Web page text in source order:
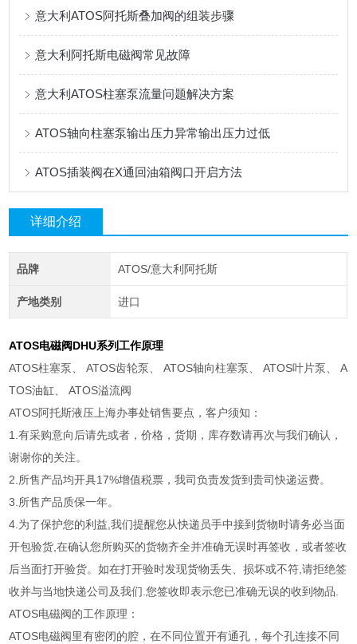
意大利ATOS阿托斯叠加阀的组装步骤
意大利阿托斯电磁阀常见故障
意大利ATOS柱塞泵流量问题解决方案
ATOS轴向柱塞泵输出压力异常输出压力过低
ATOS插装阀在X通回油箱阀口开启方法
详细介绍
品牌 ATOS/意大利阿托斯
产地类别 进口
ATOS电磁阀DHU系列工作原理
ATOS柱塞泵、 ATOS齿轮泵、 ATOS轴向柱塞泵、 ATOS叶片泵、 A
TOS油缸、 ATOS溢流阀
ATOS阿托斯液压上海办事处销售要点，客户须知：
1.有采购意向后请先或者，价格，货期，库存数请再次与我们确认，
谢谢你的关注。
2.所售产品均开具17%增值税票，我司负责发货到贵司快递运费。
3.所售产品质保一年。
4.为了保护您的利益,我们提醒您从快递员手中接到货物时请务必当面
开包验货,在确认您所购买的货物齐全并准确无误时再签收，或者签收
后当面打开验货。如在打开验时发现货物丢失、损坏或不符,请拒绝签
收并与当地快递公司及我们.您签收即表示您已准确无误的收到物品.
ATOS电磁阀的工作原理：
ATOS电磁阀里有密闭的腔，在不同位置开有通孔，每个孔连接不同